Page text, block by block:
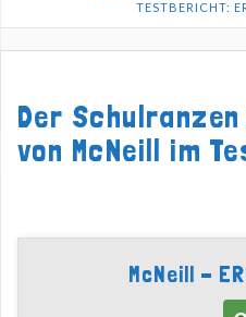
TESTBERICHT:
Der
von McNeill im
McNeill -